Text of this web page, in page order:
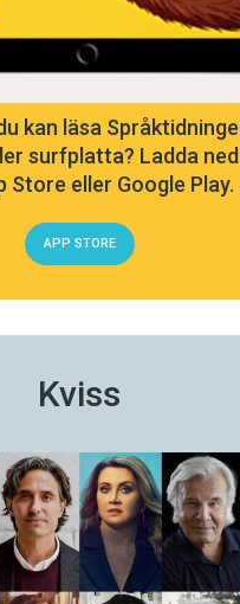
kan läsa
surfplatta? Ladda
Store eller Google Play.
APP STORE
Kviss